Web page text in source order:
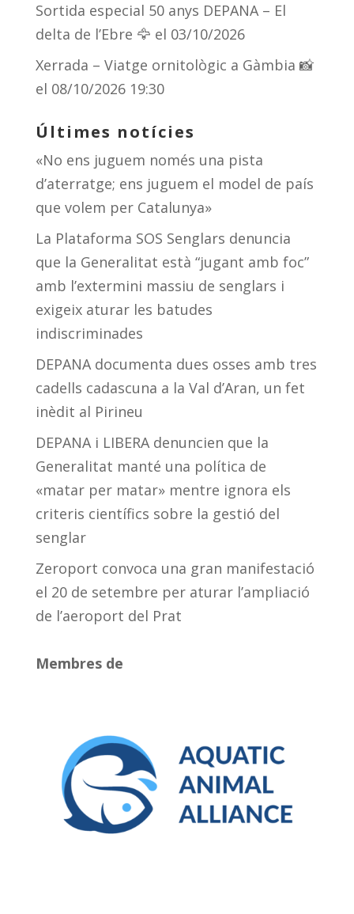
Sortida especial 50 anys DEPANA – El
delta de l’Ebre 🦅 el 03/10/2026
Xerrada – Viatge ornitològic a Gàmbia 📸
el 08/10/2026 19:30
Últimes notícies
«No ens juguem només una pista
d’aterratge; ens juguem el model de país
que volem per Catalunya»
La Plataforma SOS Senglars denuncia
que la Generalitat està “jugant amb foc”
amb l’extermini massiu de senglars i
exigeix aturar les batudes
indiscriminades
DEPANA documenta dues osses amb tres
cadells cadascuna a la Val d’Aran, un fet
inèdit al Pirineu
DEPANA i LIBERA denuncien que la
Generalitat manté una política de
«matar per matar» mentre ignora els
criteris científics sobre la gestió del
senglar
Zeroport convoca una gran manifestació
el 20 de setembre per aturar l’ampliació
de l’aeroport del Prat
Membres de